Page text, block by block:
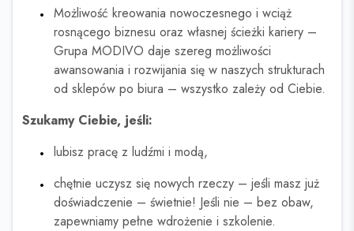
Możliwość kreowania nowoczesnego i wciąż
rosnącego biznesu oraz własnej ścieżki kariery –
Grupa MODIVO daje szereg możliwości
awansowania i rozwijania się w naszych strukturach
od sklepów po biura – wszystko zależy od Ciebie.
Szukamy Ciebie, jeśli:
lubisz pracę z ludźmi i modą,
chętnie uczysz się nowych rzeczy – jeśli masz już
doświadczenie – świetnie! Jeśli nie – bez obaw,
zapewniamy pełne wdrożenie i szkolenie.